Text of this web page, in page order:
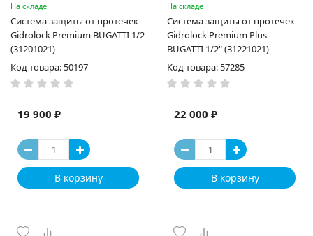
На складе
Система защиты от протечек
Gidrоlock Premium BUGATTI 1/2
(31201021)
Код товара: 50197
19 900 ₽
В корзину
На складе
Система защиты от протечек
Gidrоlock Premium Plus
BUGATTI 1/2" (31221021)
Код товара: 57285
22 000 ₽
В корзину